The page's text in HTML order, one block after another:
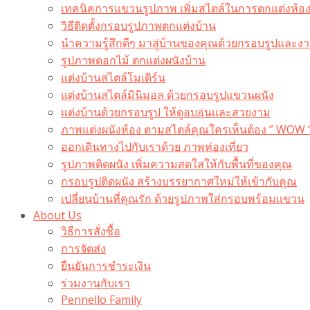
เทคนิคการแขวนรูปภาพ เพิ่มสไตล์ในการตกแต่งห้อง
วิธีติดตั้งกรอบรูปภาพตกแต่งบ้าน
นำความรู้สึกดีๆ มาสู่บ้านของคุณด้วยกรอบรูปและง
รูปภาพดอกไม้ ตกแต่งผนังบ้าน
แต่งบ้านสไตล์โมเดิร์น
แต่งบ้านสไตล์มินิมอล ด้วยกรอบรูปแขวนผนัง
แต่งบ้านด้วยกรอบรูป ให้ดูอบอุ่นและสวยงาม
ภาพแต่งผนังห้อง ตามสไตล์คุณใครเห็นต้อง ” WOW
ออกเดินทางไปกับเราด้วย ภาพท่องเที่ยว
รูปภาพติดผนัง เพิ่มความสดใสให้กับพื้นที่ของคุณ
กรอบรูปติดผนัง สร้างบรรยากาศใหม่ให้เข้ากับคุณ
เปลี่ยนบ้านที่คุณรัก ด้วยรูปภาพใส่กรอบพร้อมแขวน​
About Us
วิธีการสั่งซื้อ
การจัดส่ง
ยืนยันการชำระเงิน
ร่วมงานกับเรา
Pennello Family